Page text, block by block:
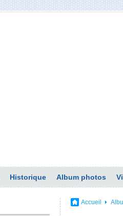
Historique Album photos
Accueil